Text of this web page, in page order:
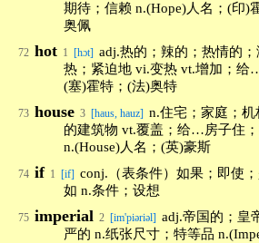
期待；信赖 n.(Hope)人名；(印)
奥佩
72 hot 1 [hɔt] adj.热的；辣的；热情的
热；紧迫地 vi.变热 vt.增加；给
(塞)霍特；(法)奥特
73 house 3 [haus, hauz] n.住宅；家庭；
的建筑物 vt.覆盖；给…房子住
n.(House)人名；(英)豪斯
74 if 1 [if] conj.（表条件）如果；即使
如 n.条件；设想
75 imperial 2 [im'piəriəl] adj.帝国的；皇
严的 n.纸张尺寸；特等品